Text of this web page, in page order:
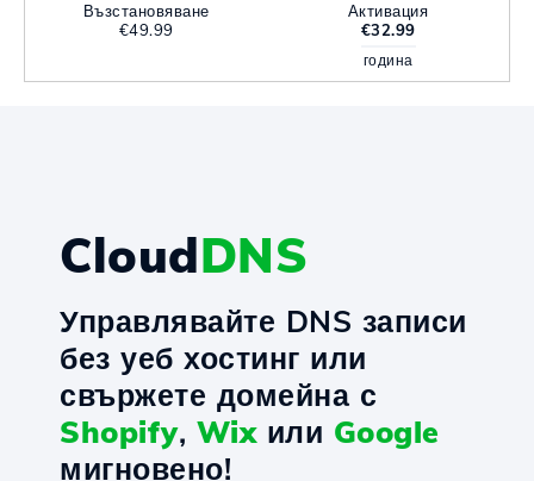
Възстановяване
€49.99
Активация
€32.99
година
CloudDNS
Управлявайте DNS записи
без уеб хостинг или
свържете домейна с
Shopify, Wixили Google
мигновено!